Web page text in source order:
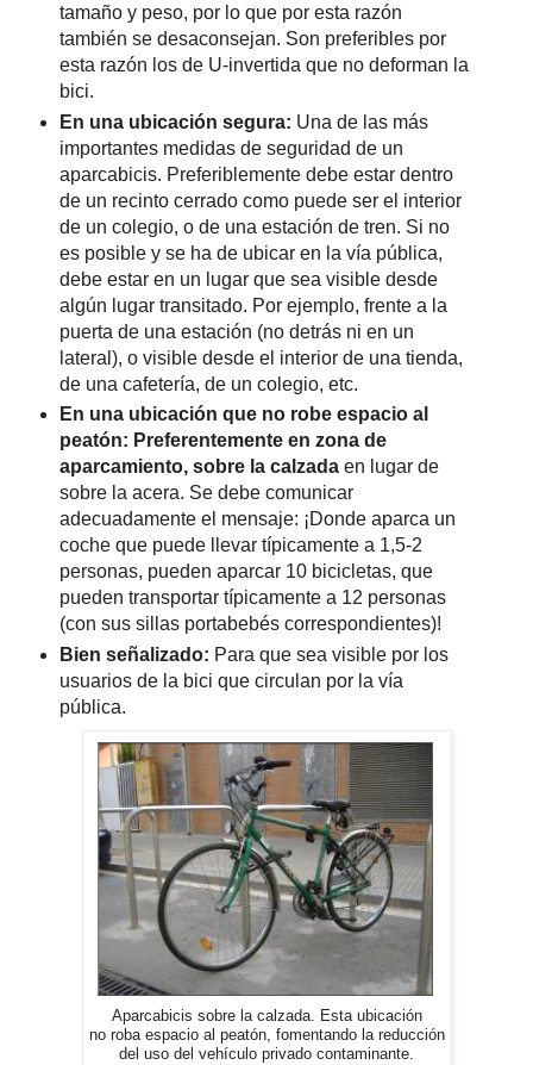
tamaño y peso, por lo que por esta razón
también se desaconsejan. Son preferibles por
esta razón los de U-invertida que no deforman la
bici.
En una ubicación segura: Una de las más
importantes medidas de seguridad de un
aparcabicis. Preferiblemente debe estar dentro
de un recinto cerrado como puede ser el interior
de un colegio, o de una estación de tren. Si no
es posible y se ha de ubicar en la vía pública,
debe estar en un lugar que sea visible desde
algún lugar transitado. Por ejemplo, frente a la
puerta de una estación (no detrás ni en un
lateral), o visible desde el interior de una tienda,
de una cafetería, de un colegio, etc.
En una ubicación que no robe espacio al
peatón: Preferentemente en zona de
aparcamiento, sobre la calzadaen lugar de
sobre la acera. Se debe comunicar
adecuadamente el mensaje: ¡Donde aparca un
coche que puede llevar típicamente a 1,5-2
personas, pueden aparcar 10 bicicletas, que
pueden transportar típicamente a 12 personas
(con sus sillas portabebés correspondientes)!
Bien señalizado: Para que sea visible por los
usuarios de la bici que circulan por la vía
pública.
Aparcabicis sobre la calzada. Esta ubicación
no roba espacio al peatón, fomentando la reducción
del uso del vehículo privado contaminante.